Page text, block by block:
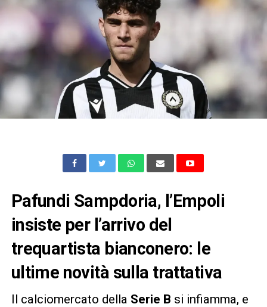
Pafundi Sampdoria, l’Empoli
insiste per l’arrivo del
trequartista bianconero: le
ultime novità sulla trattativa
Il calciomercato della Serie B si infiamma, e